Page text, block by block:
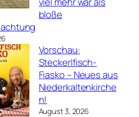
bloße
Vorschau:
Steckerlfisch-
Fiasko – Neues aus
Niederkaltenkirche
n!
August 3, 2026